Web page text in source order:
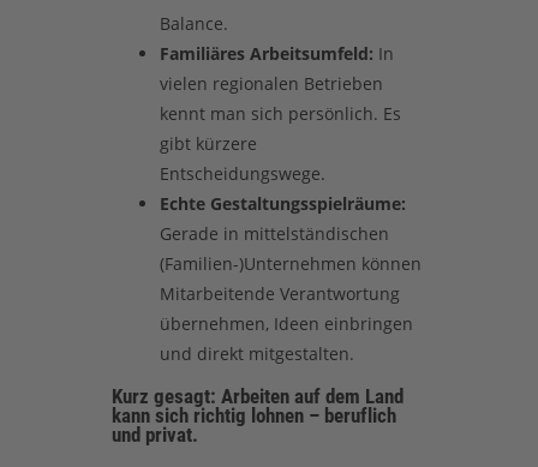
Balance.
Familiäres Arbeitsumfeld: In
vielen regionalen Betrieben
kennt man sich persönlich. Es
gibt kürzere
Entscheidungswege.
Echte Gestaltungsspielräume:
Gerade in mittelständischen
(Familien-)Unternehmen können
Mitarbeitende Verantwortung
übernehmen, Ideen einbringen
und direkt mitgestalten.
Kurz gesagt: Arbeiten auf dem Land
kann sich richtig lohnen – beruflich
und privat.